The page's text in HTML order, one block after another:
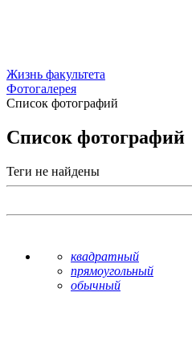
Жизнь факультета
Фотогалерея
Список фотографий
Список фотографий
Теги не найдены
квадратный
прямоугольный
обычный